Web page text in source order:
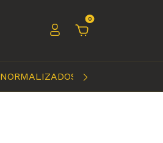
0
NORMALIZADOS